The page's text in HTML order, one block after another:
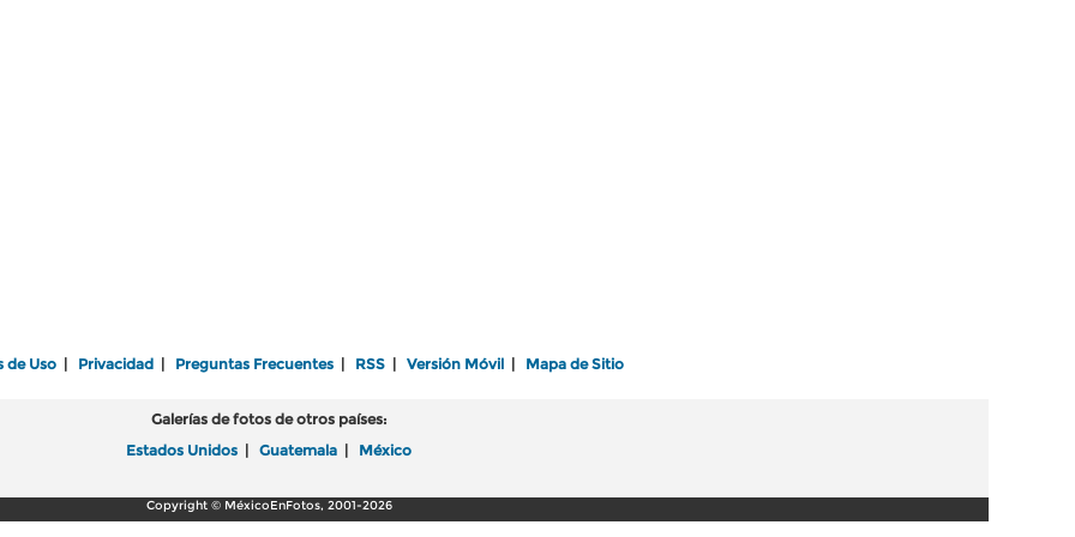
de Uso Privacidad Preguntas Frecuentes RSS Versión Móvil Mapa de Sitio
Galerías de fotos de otros países:
Estados Unidos
Guatemala México
Copyright © MéxicoEnFotos, 2001-2026